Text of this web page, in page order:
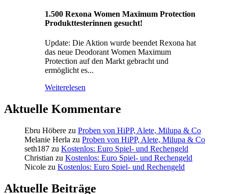
1.500 Rexona Women Maximum Protection
Produkttesterinnen gesucht!
Update: Die Aktion wurde beendet Rexona hat
das neue Deodorant Women Maximum
Protection auf den Markt gebracht und
ermöglicht es...
Weiterelesen
Aktuelle Kommentare
Ebru Höbere zu Proben von HiPP, Alete, Milupa & Co
Melanie Herla zu Proben von HiPP, Alete, Milupa & Co
seth187 zu Kostenlos: Euro Spiel- und Rechengeld
Christian zu Kostenlos: Euro Spiel- und Rechengeld
Nicole zu Kostenlos: Euro Spiel- und Rechengeld
Aktuelle Beiträge